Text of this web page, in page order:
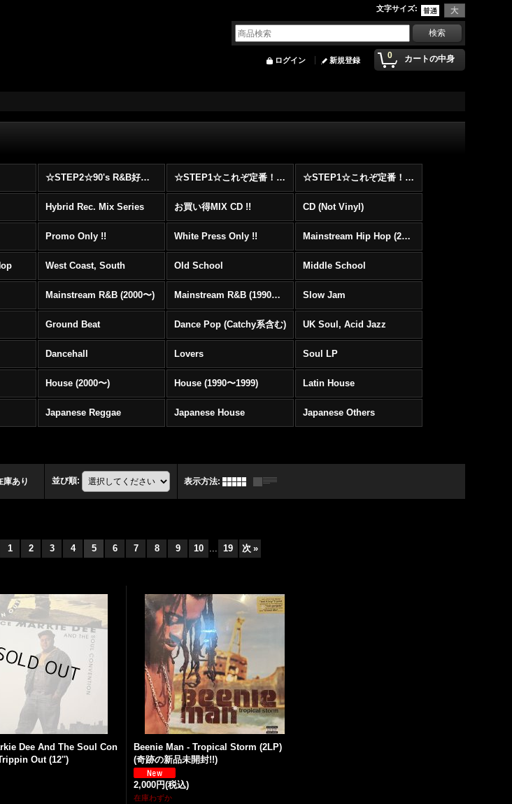
文字サイズ:
0 カートの中身
ログイン 新規登録
☆STEP2☆90's R&B好きに自信を持ってオススメ出来る00's R&B Best 100 !!! ☆STEP1☆これぞ定番！！まずはここから！2000年代Hip HopフロアヒットBest 100 !!! ☆STEP1☆これぞ定番！！まずはここから！2000年代R&BフロアヒットBest 100 !!!
Hybrid Rec. Mix Series お買い得MIX CD !! CD (Not Vinyl)
Promo Only !! White Press Only !! Mainstream Hip Hop (2000〜)
West Coast, South Old School Middle School
Mainstream R&B (2000〜) Mainstream R&B (1990〜1999) Slow Jam
Ground Beat Dance Pop (Catchy系含む) UK Soul, Acid Jazz
Dancehall Lovers Soul LP
House (2000〜) House (1990〜1999) Latin House
Japanese Reggae Japanese House Japanese Others
庫あり 並び順: 表示方法:
1 2 3 4 5 6 7 8 9 10 ... 19 次 »
Dee And The Soul Con
Out (12'')
Beenie Man - Tropical Storm (2LP)
(奇跡の新品未開封!!)
2,000円(税込)
在庫わずか